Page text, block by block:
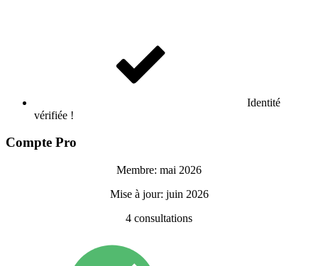
Identité
vérifiée !
Compte Pro
Membre: mai 2026
Mise à jour: juin 2026
4 consultations